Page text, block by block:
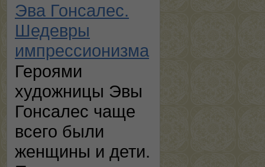
Эва Гонсалес.
Шедевры
импрессионизма
Героями
художницы Эвы
Гонсалес чаще
всего были
женщины и дети.